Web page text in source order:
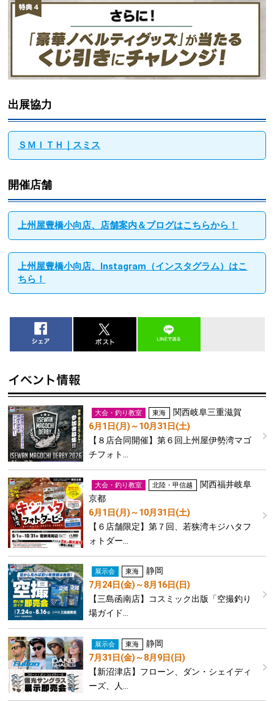
出展協力
ＳＭＩＴＨ｜スミス
開催店舗
上州屋豊橋小向店、店舗案内＆ブログはこちらから！
上州屋豊橋小向店、Instagram（インスタグラム）はこ
ちら！
大会・釣り教室 東海 関西岐阜三重滋賀
6月1日(月)～10月31日(土)
【８店合同開催】第６回上州屋伊勢湾マゴ
チフォト…
大会・釣り教室 北陸・甲信越 関西福井岐阜
京都
6月1日(月)～10月31日(土)
【６店舗限定】第７回、若狭湾キジハタフ
ォトダー…
展示会 東海
静岡
7月24日(金)～8月16日(日)
【三島函南店】コスミック出版「空撮釣り
場ガイド…
展示会 東海
静岡
7月31日(金)～8月9日(日)
【新沼津店】フローン、ダン・シェイディ
ーズ、人…